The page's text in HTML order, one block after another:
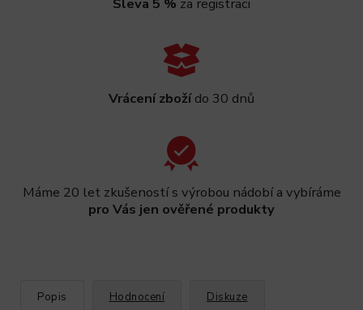
Sleva 5 % za registraci
Vrácení zbožído 30 dnů
Máme 20 let zkušeností s výrobou nádobí a vybíráme
pro Vás jen ověřené produkty
Popis Hodnocení Diskuze